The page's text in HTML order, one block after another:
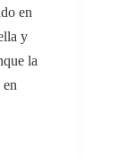
en
y
la